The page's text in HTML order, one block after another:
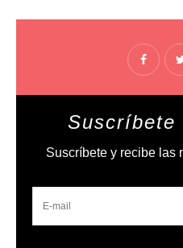
Suscríbete
Suscríbete y recibe las